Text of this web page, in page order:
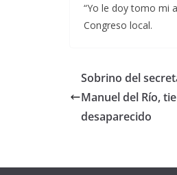
“Yo le doy tomo mi
Congreso local.
Sobrino del
Manuel del Río,
desaparecido